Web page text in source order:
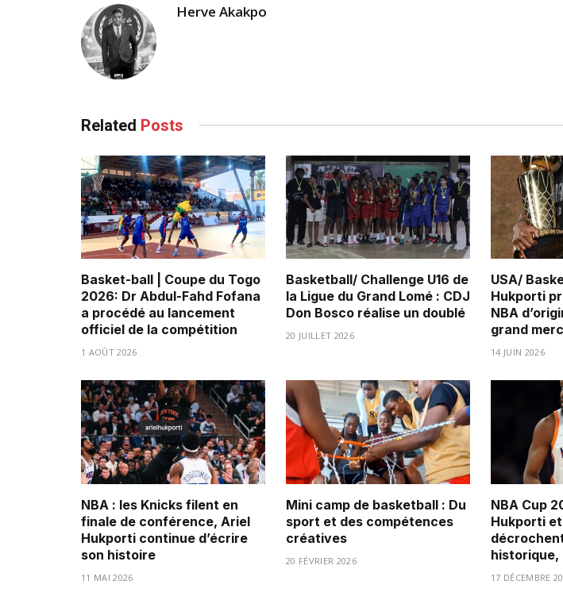
Herve Akakpo
Related Posts
Basket-ball | Coupe du Togo
2026: Dr Abdul-Fahd Fofana
a procédé au lancement
officiel de la compétition
1 AOÛT 2026
Basketball/ Challenge U16 de
la Ligue du Grand Lomé : CDJ
Don Bosco réalise un doublé
20 JUILLET 2026
USA/
Hukporti
NBA
grand
14 JUIN 2026
NBA : les Knicks filent en
finale de conférence, Ariel
Hukporti continue d’écrire
son histoire
11 MAI 2026
Mini camp de basketball : Du
sport et des compétences
créatives
20 FÉVRIER 2026
NBA Cup
Hukporti
historique,
17 DÉCEMBRE